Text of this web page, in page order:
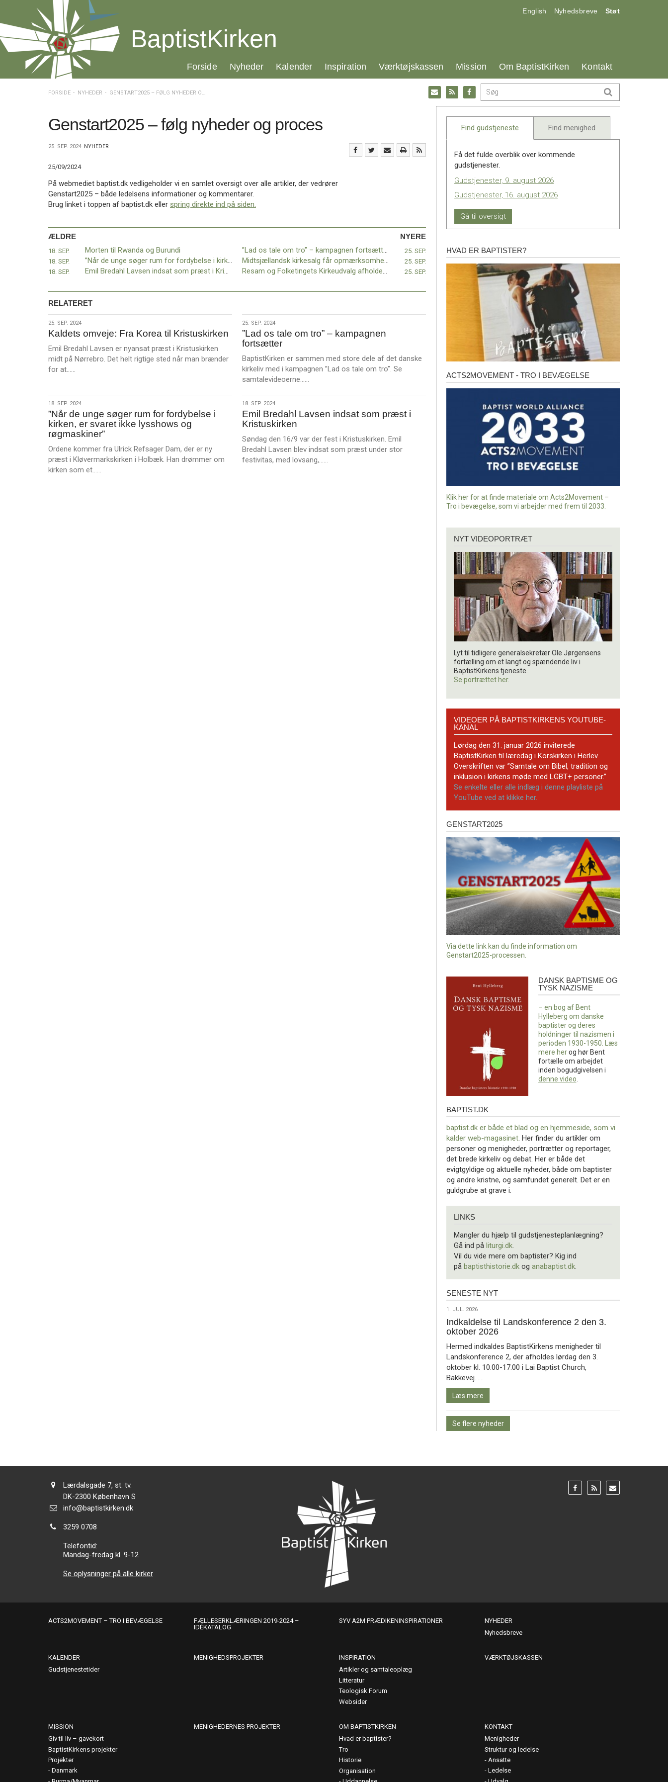
over
og
gå
Vend
tilbage
Værktøjskassen
BaptistKirken
Inspiration
Værktøjskassen
Forrige
17.0:
English 18.0:
Nyhedsbreve 19.0:
Støt
BaptistKirken
20.0:
Forside 21.0:
Nyheder 22.0:
Kalender 23.0:
Inspiration 24.0:
Værktøjskassen 25.0:
Mission 26.0:
Om BaptistKirken 27.0:
Kontakt
FORSIDE NYHEDER GENSTART2025 – FØLG NYHEDER OG PROCES
Gå
til:
Facebook
Gå
til:
RSS
feed
Gå
til:
Email
Genstart2025 – følg nyheder og proces
25. SEP. 2024 NYHEDER
25/09/2024
På webmediet baptist.dk vedligeholder vi en samlet oversigt over alle artikler, der vedrører
Genstart2025 – både ledelsens informationer og kommentarer.
Brug linket i toppen af baptist.dk eller spring direkte ind på siden.
ÆLDRE
18. SEP. Morten til Rwanda og Burundi
18. SEP. ”Når de unge søger rum for fordybelse i kirken, er svaret ikke lysshows og røgmaskiner”
18. SEP. Emil Bredahl Lavsen indsat som præst i Kristuskirken
NYERE
”Lad os tale om tro” – kampagnen fortsætter 25. SEP.
Midtsjællandsk kirkesalg får opmærksomhed i medierne 25. SEP.
Resam og Folketingets Kirkeudvalg afholder offentlig høring om at begrænse religiøs polarisering 25. SEP.
RELATERET
25.
sep.
2024
25. SEP. 2024
Kaldets omveje: Fra Korea til Kristuskirken
Emil Bredahl Lavsen er nyansat præst i Kristuskirken
midt på Nørrebro. Det helt rigtige sted når man brænder
for at……
m
e
e
25.
sep.
2024
25. SEP. 2024
”Lad os tale om tro” – kampagnen
fortsætter
BaptistKirken er sammen med store dele af det danske
kirkeliv med i kampagnen ”Lad os tale om tro”. Se
samtalevideoerne……
m
e
18.
sep.
2024
18. SEP. 2024
”Når de unge søger rum for fordybelse i
kirken, er svaret ikke lysshows og
røgmaskiner”
Ordene kommer fra Ulrick Refsager Dam, der er ny
præst i Kløvermarkskirken i Holbæk. Han drømmer om
kirken som et……
18.
sep.
2024
18. SEP. 2024
Emil Bredahl Lavsen indsat som præst i
Kristuskirken
Søndag den 16/9 var der fest i Kristuskirken. Emil
Bredahl Lavsen blev indsat som præst under stor
festivitas, med lovsang,……
Find gudstjeneste Find menighed
Få det fulde overblik over kommende
gudstjenester.
Gudstjenester, 9. august 2026
Gudstjenester, 16. august 2026
Gå til oversigt
Hvad
er
baptister?
HVAD ER BAPTISTER?
Acts2Movement
ACTS2MOVEMENT - TRO I BEVÆGELSE
Klik her for at finde materiale om Acts2Movement –
Tro i bevægelse, som vi arbejder med frem til 2033.
videoportræt
NYT VIDEOPORTRÆT
Lyt til tidligere generalsekretær Ole Jørgensens
fortælling om et langt og spændende liv i
BaptistKirkens tjeneste.
Se portrættet her.
BaptistKirkens
YouTube-
kanal
VIDEOER PÅ BAPTISTKIRKENS YOUTUBE-
KANAL
Lørdag den 31. januar 2026 inviterede
BaptistKirken til læredag i Korskirken i Herlev.
Overskriften var ”Samtale om Bibel, tradition og
inklusion i kirkens møde med LGBT+ personer.”
Se enkelte eller alle indlæg i denne playliste på
YouTube ved at klikke her.
Genstart2025
GENSTART2025
Via dette link kan du finde information om
Genstart2025-processen.
tysk
DANSK BAPTISME OG
TYSK NAZISME
– en bog af Bent
Hylleberg om danske
baptister og deres
holdninger til nazismen i
perioden 1930-1950. Læs
mere herog hør Bent
fortælle om arbejdet
inden bogudgivelsen i
denne video.
baptist.dk
BAPTIST.DK
baptist.dk er både et blad og en hjemmeside, som vi
kalder web-magasinet . Her finder du artikler om
personer og menigheder, portrætter og reportager,
det brede kirkeliv og debat. Her er både det
evigtgyldige og aktuelle nyheder, både om baptister
og andre kristne, og samfundet generelt. Det er en
guldgrube at grave i.
LINKS
Mangler du hjælp til gudstjenesteplanlægning?
Gå ind på liturgi.dk
Vil du vide mere om baptister? Kig ind
på baptisthistorie.dk og anabaptist.dk
Seneste
SENESTE NYT
1.
jul.
2026
1. JUL. 2026
Indkaldelse til Landskonference 2 den 3.
oktober 2026
Hermed indkaldes BaptistKirkens menigheder til
Landskonference 2, der afholdes lørdag den 3.
oktober kl. 10.00-17.00 i Lai Baptist Church,
Bakkevej……
mere
Læs mere
Se flere nyheder
Adresse:
Lærdalsgade 7, st. tv.
Adresse:
DK-2300 København S
Send
info@baptistkirken.dk
Tlf.:
3259 0708
Telefontid:
Mandag-fredag kl. 9-12
Se oplysninger på alle kirker
Gå
til:
Gå
til:
Gå
til:
ACTS2MOVEMENT – TRO I BEVÆGELSE
FÆLLESERKLÆRINGEN 2019-2024 –
IDÉKATALOG
SYV A2M PRÆDIKENINSPIRATIONER
NYHEDER
Nyhedsbreve
KALENDER
Gudstjenestetider
MENIGHEDSPROJEKTER
INSPIRATION
Artikler og samtaleoplæg
Litteratur
Teologisk Forum
Websider
VÆRKTØJSKASSEN
MISSION
Giv til liv – gavekort
BaptistKirkens projekter
Projekter
Danmark
MENIGHEDERNES PROJEKTER
OM BAPTISTKIRKEN
Hvad er baptister?
Tro
Historie
Organisation
KONTAKT
Menigheder
Struktur og ledelse
Ansatte
Ledelse